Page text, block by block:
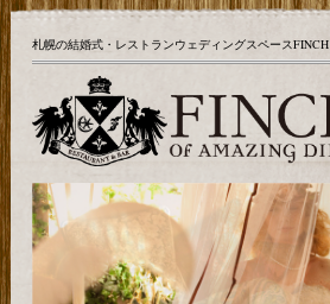
札幌の結婚式・レストランウェディングスペースFINCH